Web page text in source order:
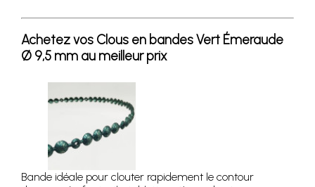
Achetez vos Clous en bandes Vert Émeraude
Ø 9,5 mm au meilleur prix
Bande idéale pour clouter rapidement le contour